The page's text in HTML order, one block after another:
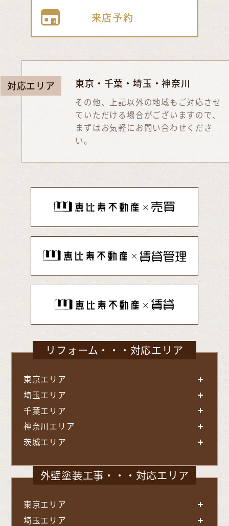
来店予約
対応エリア 東京・千葉・埼玉・神奈川
その他、上記以外の地域もご対応させ
ていただける場合がございますので、
まずはお気軽にお問い合わせくださ
い。
リフォーム・・・対応エリア
東京エリア
埼玉エリア
千葉エリア
神奈川エリア
茨城エリア
外壁塗装工事・・・対応エリア
東京エリア
埼玉エリア